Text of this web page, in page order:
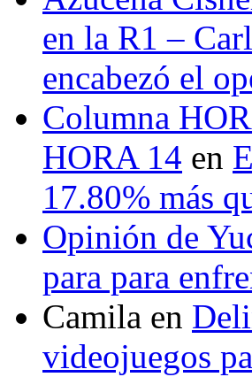
en la R1 –
encabezó el
Columna
HORA 14 en
17.80% más
Opinión de
para para
Camila en
videojuegos